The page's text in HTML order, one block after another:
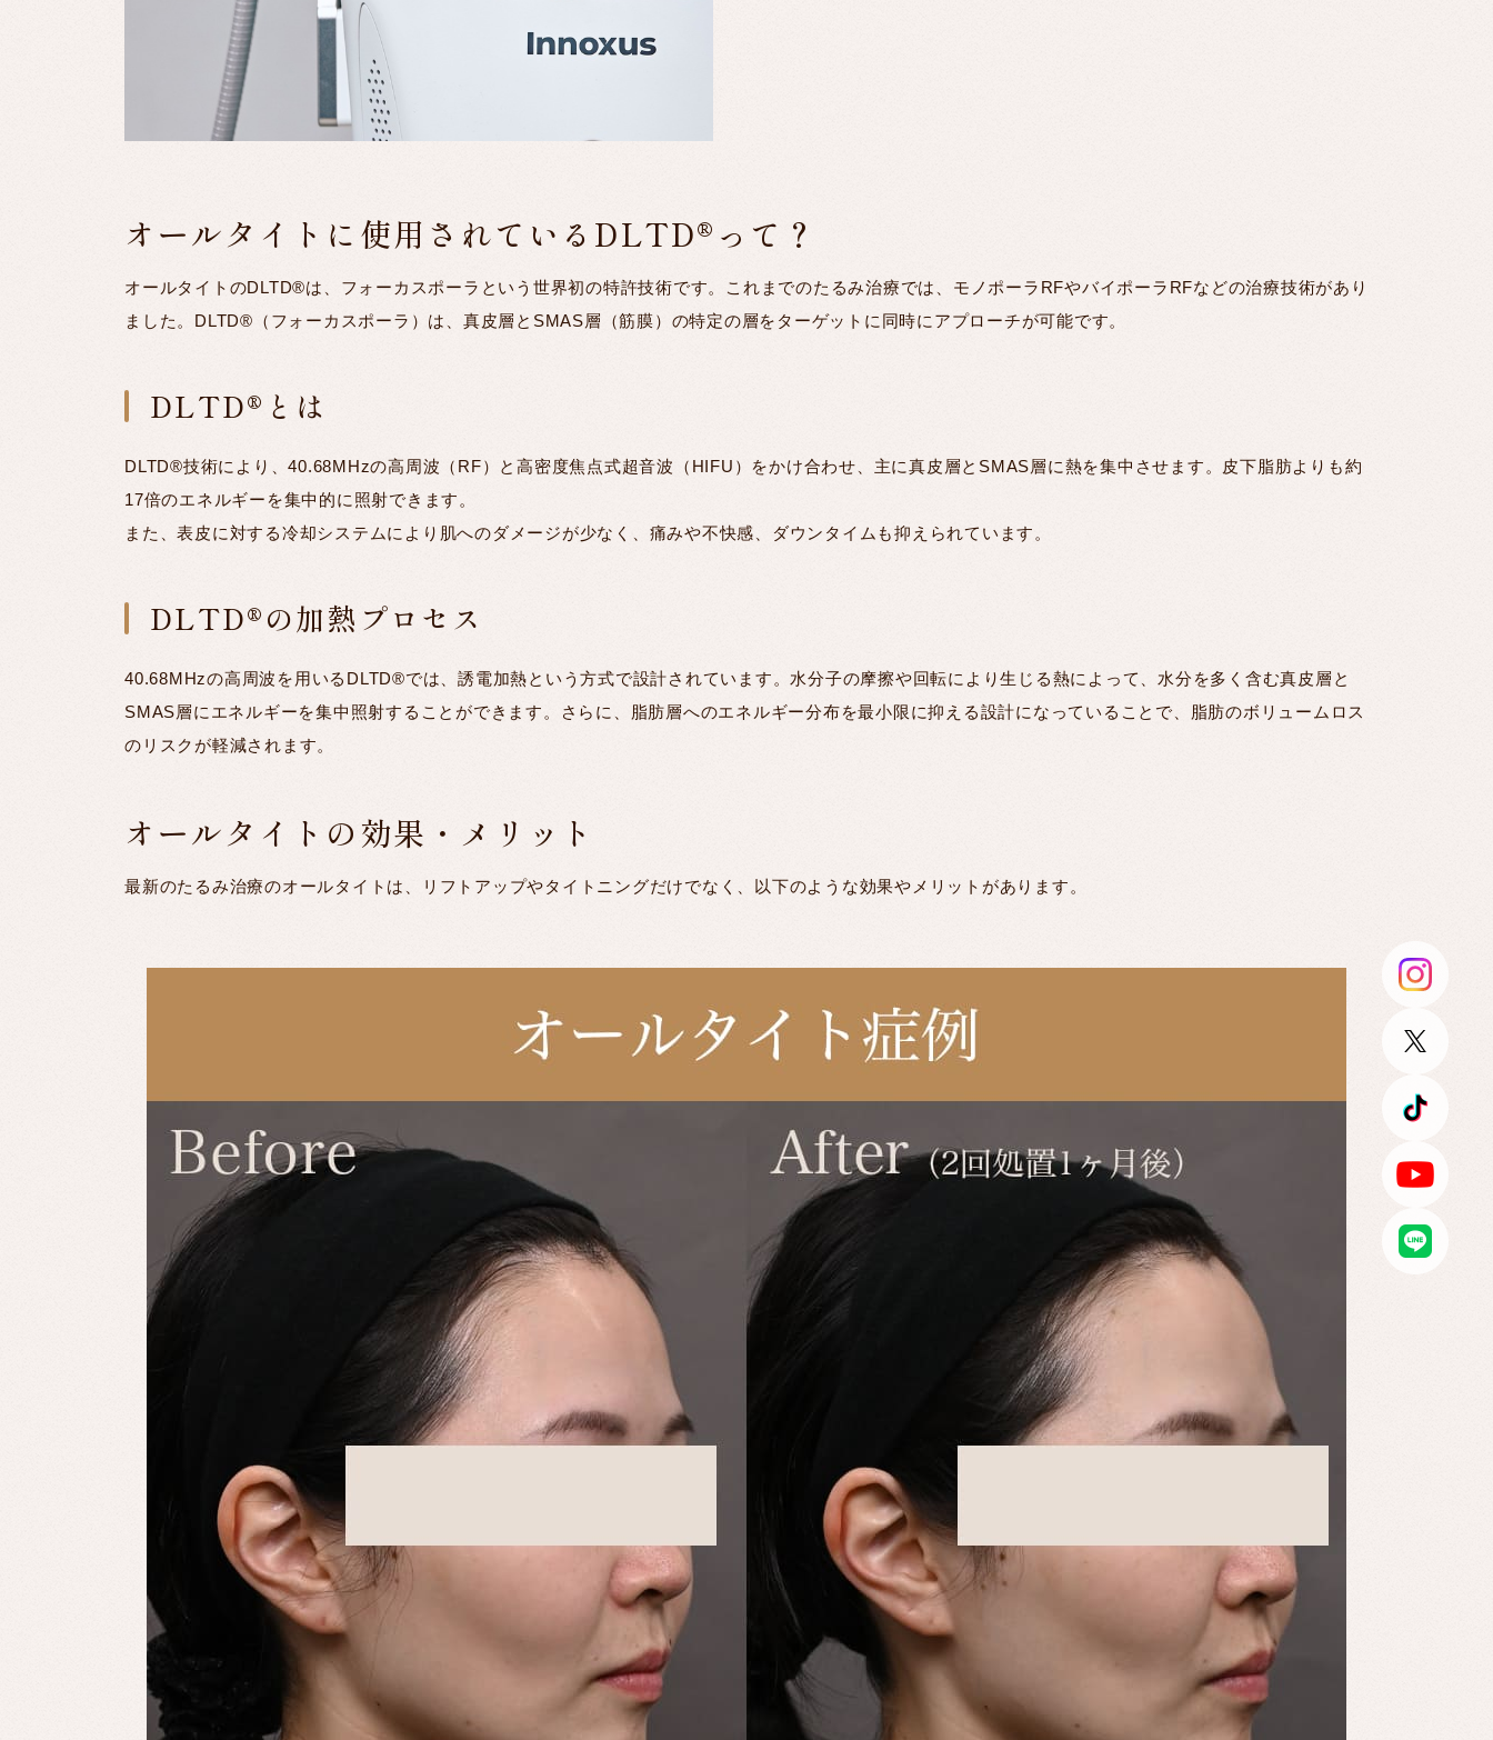
オールタイトに使用されているDLTD®って？
オールタイトのDLTD®は、フォーカスポーラという世界初の特許技術です。これまでのたるみ治療では、モノポーラRFやバイポーラRFなどの治療技術があり
ました。DLTD®（フォーカスポーラ）は、真皮層とSMAS層（筋膜）の特定の層をターゲットに同時にアプローチが可能です。
DLTD®とは
DLTD®技術により、40.68MHzの高周波（RF）と高密度焦点式超音波（HIFU）をかけ合わせ、主に真皮層とSMAS層に熱を集中させます。皮下脂肪よりも約
17倍のエネルギーを集中的に照射できます。
また、表皮に対する冷却システムにより肌へのダメージが少なく、痛みや不快感、ダウンタイムも抑えられています。
DLTD®の加熱プロセス
40.68MHzの高周波を用いるDLTD®では、誘電加熱という方式で設計されています。水分子の摩擦や回転により生じる熱によって、水分を多く含む真皮層と
SMAS層にエネルギーを集中照射することができます。さらに、脂肪層へのエネルギー分布を最小限に抑える設計になっていることで、脂肪のボリュームロス
のリスクが軽減されます。
オールタイトの効果・メリット
最新のたるみ治療のオールタイトは、リフトアップやタイトニングだけでなく、以下のような効果やメリットがあります。